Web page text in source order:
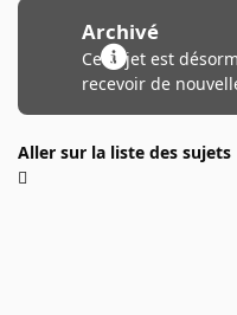
Archivé
Ce sujet est
recevoir de
Aller sur la liste des sujets